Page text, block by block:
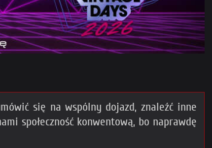
się na wspólny dojazd, znaleźć inne
społeczność konwentową, bo naprawdę